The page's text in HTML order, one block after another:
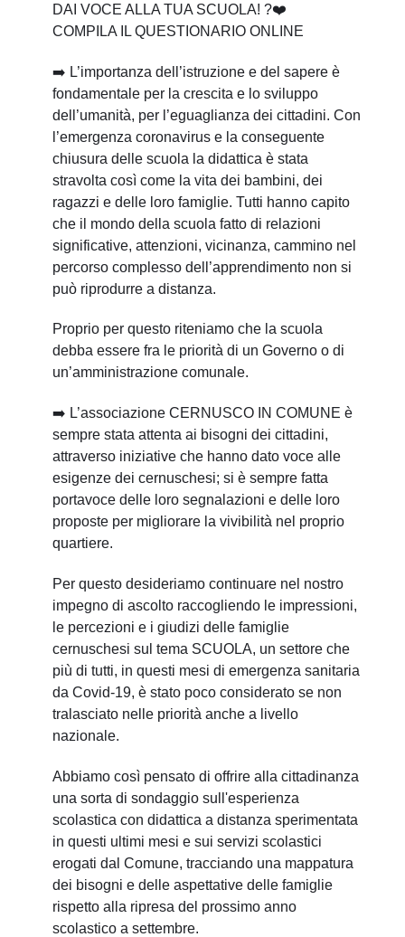
DAI VOCE ALLA TUA SCUOLA! ?❤️
COMPILA IL QUESTIONARIO ONLINE
➡️ L’importanza dell’istruzione e del sapere è
fondamentale per la crescita e lo sviluppo
dell’umanità, per l’eguaglianza dei cittadini. Con
l’emergenza coronavirus e la conseguente
chiusura delle scuola la didattica è stata
stravolta così come la vita dei bambini, dei
ragazzi e delle loro famiglie. Tutti hanno capito
che il mondo della scuola fatto di relazioni
significative, attenzioni, vicinanza, cammino nel
percorso complesso dell’apprendimento non si
può riprodurre a distanza.
Proprio per questo riteniamo che la scuola
debba essere fra le priorità di un Governo o di
un’amministrazione comunale.
➡️ L’associazione CERNUSCO IN COMUNE è
sempre stata attenta ai bisogni dei cittadini,
attraverso iniziative che hanno dato voce alle
esigenze dei cernuschesi; si è sempre fatta
portavoce delle loro segnalazioni e delle loro
proposte per migliorare la vivibilità nel proprio
quartiere.
Per questo desideriamo continuare nel nostro
impegno di ascolto raccogliendo le impressioni,
le percezioni e i giudizi delle famiglie
cernuschesi sul tema SCUOLA, un settore che
più di tutti, in questi mesi di emergenza sanitaria
da Covid-19, è stato poco considerato se non
tralasciato nelle priorità anche a livello
nazionale.
Abbiamo così pensato di offrire alla cittadinanza
una sorta di sondaggio sull'esperienza
scolastica con didattica a distanza sperimentata
in questi ultimi mesi e sui servizi scolastici
erogati dal Comune, tracciando una mappatura
dei bisogni e delle aspettative delle famiglie
rispetto alla ripresa del prossimo anno
scolastico a settembre.